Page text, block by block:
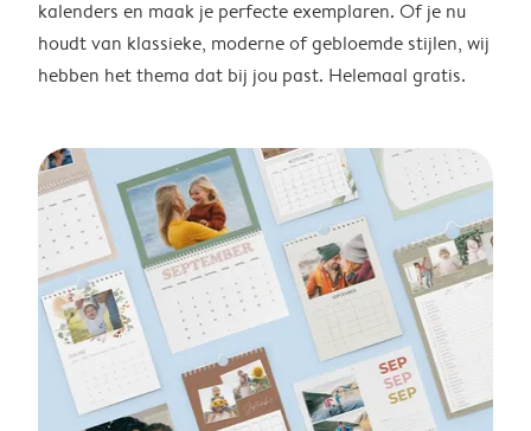
kalenders en maak je perfecte exemplaren. Of je nu
houdt van klassieke, moderne of gebloemde stijlen, wij
hebben het thema dat bij jou past. Helemaal gratis.